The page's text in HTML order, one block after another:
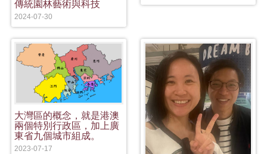
傳統園林藝術與科技
2024-07-30
大灣區的概念，就是港澳
兩個特別行政區，加上廣
東省九個城市組成。
2023-07-17